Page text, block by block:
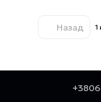
Назад 1